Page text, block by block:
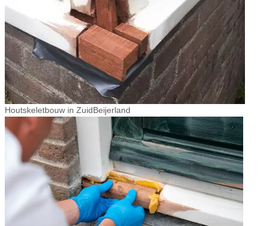
Houtskeletbouw in ZuidBeijerland